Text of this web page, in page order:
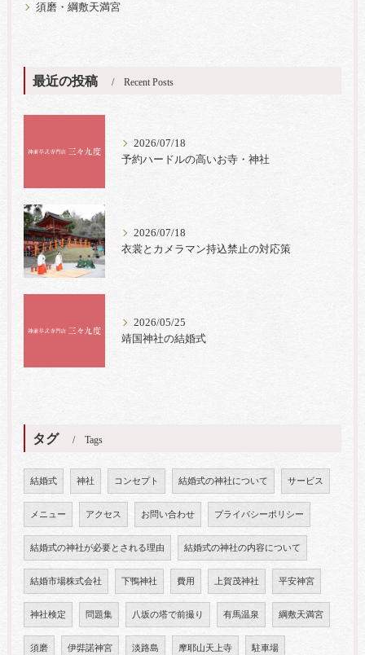
須磨・綱敷天満宮
最近の投稿 Recent Posts
2026/07/18
予約ハードルの高いお寺・神社
2026/07/18
衣裳とカメラマン持込禁止の対応策
2026/05/25
靖国神社の結婚式
タグ Tags
結婚式 神社 コンセプト 結婚式の神社について サービス
メニュー アクセス お問い合わせ プライバシーポリシー
結婚式の神社が必要とされる理由 結婚式の神社の内容について
結婚市場株式会社 下鴨神社 費用 上賀茂神社 平安神宮
神社検定 問題集 八坂の塔で前撮り 有馬温泉 綱敷天満宮
須磨 伊弉諾神宮 淡路島 摩耶山天上寺 駐車場